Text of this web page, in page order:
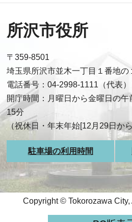
所沢市役所
〒359-8501
埼玉県所沢市並木一丁目１番地の
電話番号：04-2998-1111（代表）
開庁時間：月曜日から金曜日の
15分
（祝休日・年末年始[12月29日か
駐車場の利用時間
Copyright © Tokorozawa